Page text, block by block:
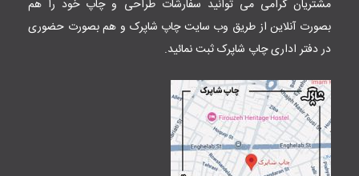
مشتریان گرامی می توانید سفارشات طراحی و چاپ خود را هم
بصورت آنلاین از طریق وب سایتچاپ شاپرک و هم بصورت حضوری
در دفتر اداری چاپ شاپرک ثبت نمائید.